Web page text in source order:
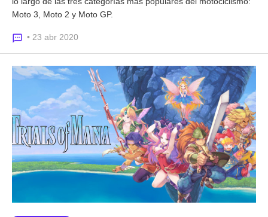
Moto 3, Moto 2 y Moto GP.
• 23 abr 2020